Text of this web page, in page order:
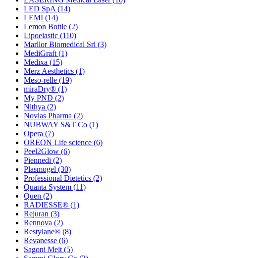
LED SpA (14)
LEMI (14)
Lemon Bottle (2)
Lipoelastic (110)
Marllor Biomedical Srl (3)
MediGraft (1)
Medixa (15)
Merz Aesthetics (1)
Meso-relle (19)
miraDry® (1)
My PND (2)
Nithya (2)
Novias Pharma (2)
NUBWAY S&T Co (1)
Opera (7)
OREON Life science (6)
Peel2Glow (6)
Piennedi (2)
Plasmogel (30)
Professional Dietetics (2)
Quanta System (11)
Quen (2)
RADIESSE® (1)
Rejuran (3)
Rennova (2)
Restylane® (8)
Revanesse (6)
Sagoni Melt (5)